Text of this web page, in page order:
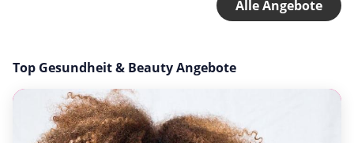
Alle Angebote
Top Gesundheit & Beauty Angebote